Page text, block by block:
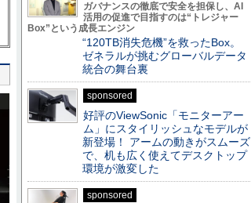
ガバナンスの徹底で安全を担保し、AI
活用の促進で目指すのは“トレジャー
Box”という成長エンジン
“120TB消失危機”を救ったBox。
ゼネラルが挑むグローバルデータ
統合の舞台裏
sponsored
好評のViewSonic「モニターアー
ム」にスタイリッシュなモデルが
新登場！ アームの動きがスムーズ
で、机も広く使えてデスクトップ
環境が激変した
sponsored